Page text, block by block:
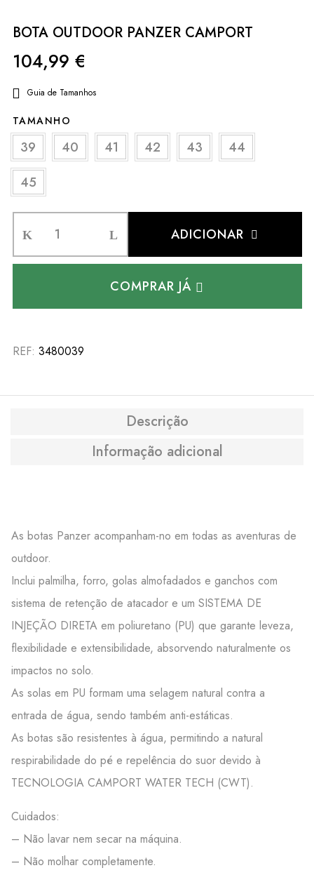
BOTA OUTDOOR PANZER CAMPORT
104,99 €
Guia de Tamanhos
TAMANHO
39 40 41 42 43
44
45
ADICIONAR
COMPRAR JÁ
REF: 3480039
Descrição
Informação adicional
As botas Panzer acompanham-no em todas as aventuras de
outdoor.
Inclui palmilha, forro, golas almofadados e ganchos com
sistema de retenção de atacador e um SISTEMA DE
INJEÇÃO DIRETA em poliuretano (PU) que garante leveza,
flexibilidade e extensibilidade, absorvendo naturalmente os
impactos no solo.
As solas em PU formam uma selagem natural contra a
entrada de água, sendo também anti-estáticas.
As botas são resistentes à água, permitindo a natural
respirabilidade do pé e repelência do suor devido à
TECNOLOGIA CAMPORT WATER TECH (CWT).
Cuidados:
– Não lavar nem secar na máquina.
– Não molhar completamente.